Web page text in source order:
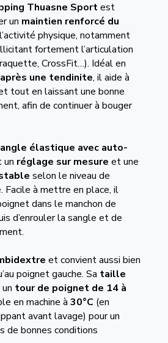
Thuasne Sportest
un maintien renforcé du
physique, notamment
fortement l’articulation
CrossFit…). Idéal en
une tendinite, il aide à
tout en laissant une bonne
afin de continuer à bouger
élastique avec auto-
réglage sur mesure et une
selon le niveau de
Facile à mettre en place, il
dans le manchon de
d’enrouler la sangle et de
et convient aussi bien
poignet gauche. Sa taille
tour de poignet de 14 à
en machine à 30°C(en
avant lavage) pour un
de bonnes conditions